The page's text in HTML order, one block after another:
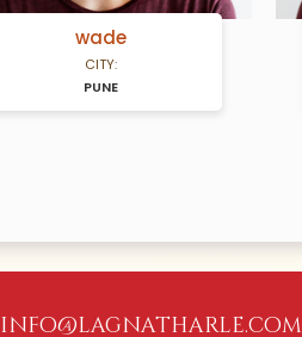
wade
CITY:
PUNE
info@lagnatharle.com